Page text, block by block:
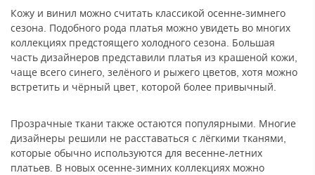
Кожу и винил можно считать классикой осенне-зимнего
сезона. Подобного рода платья можно увидеть во многих
коллекциях предстоящего холодного сезона. Большая
часть дизайнеров представили платья из крашеной кожи,
чаще всего синего, зелёного и рыжего цветов, хотя можно
встретить и чёрный цвет, которой более привычный.
Прозрачные ткани также остаются популярными. Многие
дизайнеры решили не расставаться с лёгкими тканями,
которые обычно используются для весенне-летних
платьев. В новых осенне-зимних коллекциях можно